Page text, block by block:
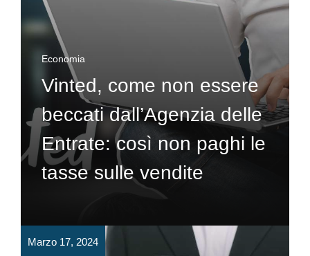
Economia
Vinted, come non essere
beccati dall’Agenzia delle
Entrate: così non paghi le
tasse sulle vendite
Marzo 17, 2024